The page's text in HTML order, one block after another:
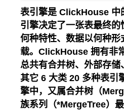
表引擎是 ClickHouse 中
引擎决定了一张表最终
何种特性、数据以何种形
载。ClickHouse 拥有非
总共有合并树、外部存储
其它 6 大类 20 多种表引
擎中，又属合并树（
族系列（*MergeTree）